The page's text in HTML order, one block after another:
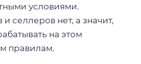
условиями.
селлеров нет, а значит,
на этом
правилам.